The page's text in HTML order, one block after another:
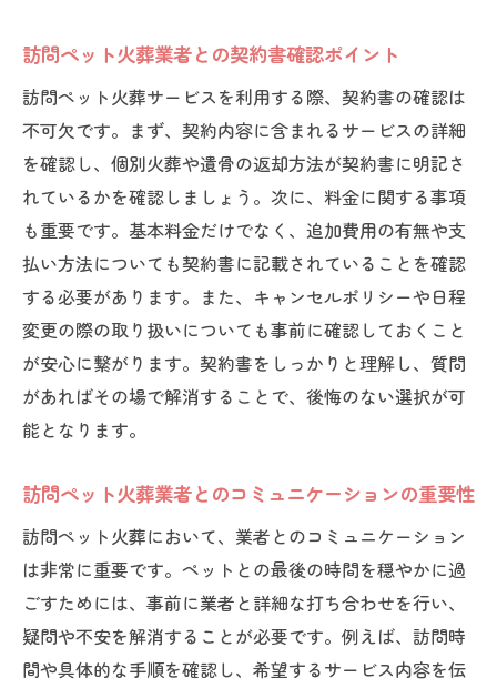
訪問ペット火葬業者との契約書確認ポイント
訪問ペット火葬サービスを利用する際、契約書の確認は
不可欠です。まず、契約内容に含まれるサービスの詳細
を確認し、個別火葬や遺骨の返却方法が契約書に明記さ
れているかを確認しましょう。次に、料金に関する事項
も重要です。基本料金だけでなく、追加費用の有無や支
払い方法についても契約書に記載されていることを確認
する必要があります。また、キャンセルポリシーや日程
変更の際の取り扱いについても事前に確認しておくこと
が安心に繋がります。契約書をしっかりと理解し、質問
があればその場で解消することで、後悔のない選択が可
能となります。
訪問ペット火葬業者とのコミュニケーションの重要性
訪問ペット火葬において、業者とのコミュニケーション
は非常に重要です。ペットとの最後の時間を穏やかに過
ごすためには、事前に業者と詳細な打ち合わせを行い、
疑問や不安を解消することが必要です。例えば、訪問時
間や具体的な手順を確認し、希望するサービス内容を伝